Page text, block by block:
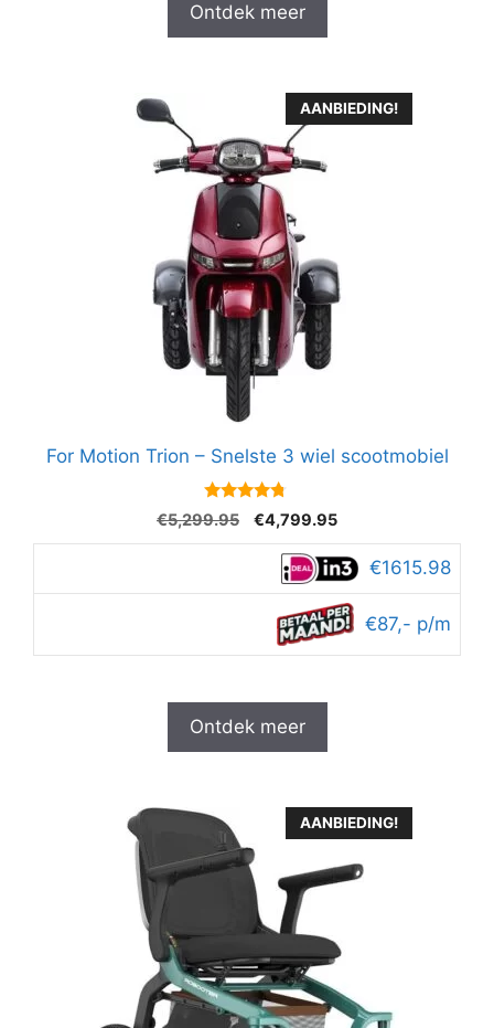
Ontdek meer
AANBIEDING!
For Motion Trion – Snelste 3 wiel scootmobiel
4.6
van 5
€5,299.95
Oorspronkelijke
prijs
was:
€5,299.95.
€4,799.95Huidige
prijs
is:
€4,799.95.
€1615.98
€87,- p/m
Ontdek meer
AANBIEDING!